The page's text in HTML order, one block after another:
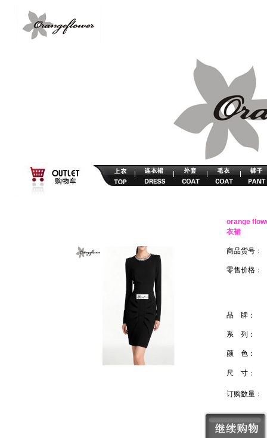
orange
衣裙
商品货号：
零售价格：
品 牌：
系 列：
颜 色：
尺 寸：
订购数量：